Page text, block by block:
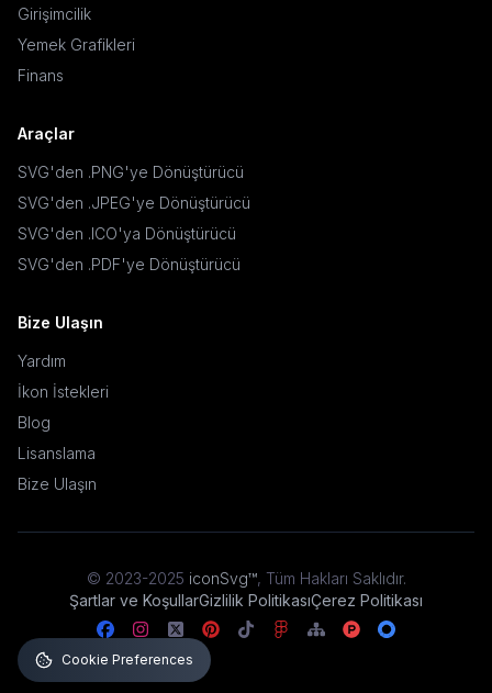
Girişimcilik
Yemek Grafikleri
Finans
Araçlar
SVG'den .PNG'ye Dönüştürücü
SVG'den .JPEG'ye Dönüştürücü
SVG'den .ICO'ya Dönüştürücü
SVG'den .PDF'ye Dönüştürücü
Bize Ulaşın
Yardım
İkon İstekleri
Blog
Lisanslama
Bize Ulaşın
© 2023-2025 iconSvg™, Tüm Hakları Saklıdır.
Şartlar ve KoşullarGizlilik PolitikasıÇerez Politikası
Cookie Preferences